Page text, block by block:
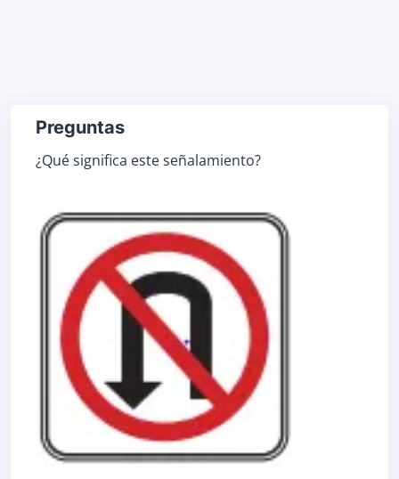
Preguntas
¿Qué significa este señalamiento?